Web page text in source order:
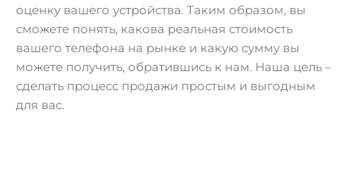
оценку вашего устройства. Таким образом, вы
сможете понять, какова реальная стоимость
вашего телефона на рынке и какую сумму вы
можете получить, обратившись к нам. Наша цель –
сделать процесс продажи простым и выгодным
для вас.